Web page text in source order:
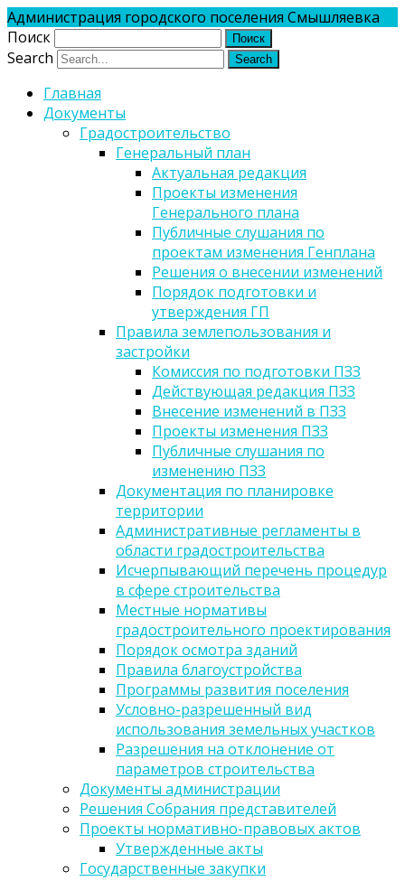
Администрация городского поселения Смышляевка
Поиск
Search
Главная
Документы
Градостроительство
Генеральный план
Актуальная редакция
Проекты изменения
Генерального плана
Публичные слушания по
проектам изменения Генплана
Решения о внесении изменений
Порядок подготовки и
утверждения ГП
Правила землепользования и
застройки
Комиссия по подготовки ПЗЗ
Действующая редакция ПЗЗ
Внесение изменений в ПЗЗ
Проекты изменения ПЗЗ
Публичные слушания по
изменению ПЗЗ
Документация по планировке
территории
Административные регламенты в
области градостроительства
Исчерпывающий перечень процедур
в сфере строительства
Местные нормативы
градостроительного проектирования
Порядок осмотра зданий
Правила благоустройства
Программы развития поселения
Условно-разрешенный вид
использования земельных участков
Разрешения на отклонение от
параметров строительства
Документы администрации
Решения Собрания представителей
Проекты нормативно-правовых актов
Утвержденные акты
Государственные закупки